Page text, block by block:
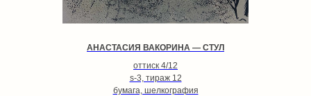
АНАСТАСИЯ ВАКОРИНА — СТУЛ
оттиск 4/12
s-3, тираж 12
бумага, шелкография